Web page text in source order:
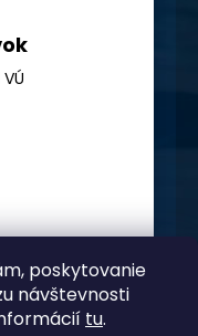
poskytovanie
návštevnosti
tu.